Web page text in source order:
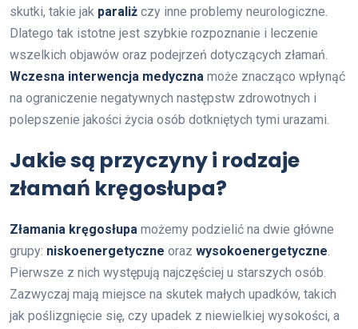
skutki, takie jak paraliż czy inne problemy neurologiczne.
Dlatego tak istotne jest szybkie rozpoznanie i leczenie
wszelkich objawów oraz podejrzeń dotyczących złamań.
Wczesna interwencja medyczna może znacząco wpłynąć
na ograniczenie negatywnych następstw zdrowotnych i
polepszenie jakości życia osób dotkniętych tymi urazami.
Jakie są przyczyny i rodzaje
złamań kręgosłupa?
Złamania kręgosłupa możemy podzielić na dwie główne
grupy: niskoenergetyczne oraz wysokoenergetyczne.
Pierwsze z nich występują najczęściej u starszych osób.
Zazwyczaj mają miejsce na skutek małych upadków, takich
jak poślizgnięcie się, czy upadek z niewielkiej wysokości, a